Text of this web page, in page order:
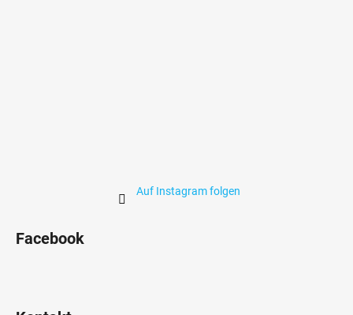
Auf Instagram folgen
Facebook